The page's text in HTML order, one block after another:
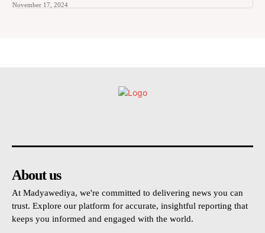
November 17, 2024
About us
At Madyawediya, we're committed to delivering news you can
trust. Explore our platform for accurate, insightful reporting that
keeps you informed and engaged with the world.